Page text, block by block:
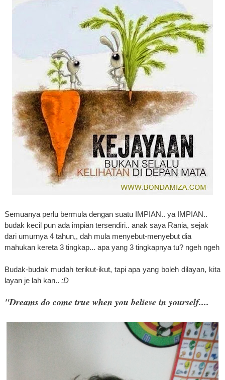
Semuanya perlu bermuladengan suatu IMPIAN.. ya IMPIAN..
budak kecil pun ada impian tersendiri.. anak saya Rania, sejak
dari umurnya 4 tahun,, dah mula menyebut-menyebut dia
mahukan kereta 3 tingkap... apa yang 3 tingkapnya tu? ngeh ngeh
Budak-budak mudah terikut-ikut, tapi apa yang boleh dilayan, kita
layan je lah kan.. :D
"Dreams do come true when you believe in yourself....